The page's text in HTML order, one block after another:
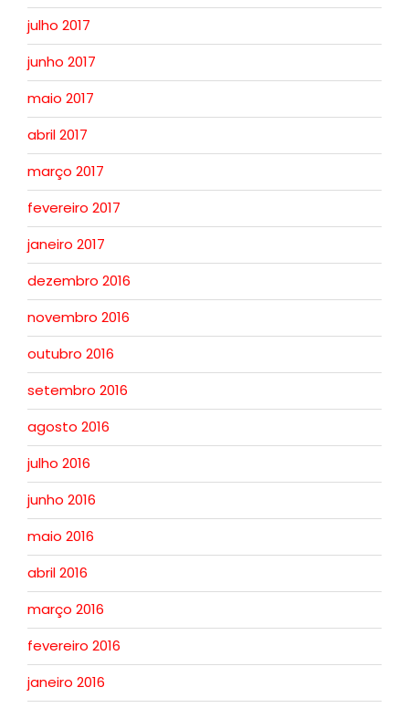
julho 2017
junho 2017
maio 2017
abril 2017
março 2017
fevereiro 2017
janeiro 2017
dezembro 2016
novembro 2016
outubro 2016
setembro 2016
agosto 2016
julho 2016
junho 2016
maio 2016
abril 2016
março 2016
fevereiro 2016
janeiro 2016